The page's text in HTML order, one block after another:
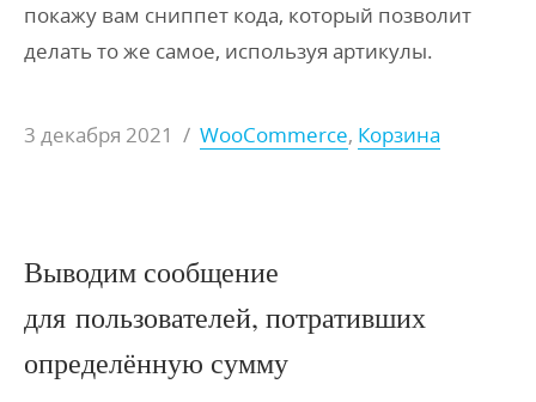
покажу вам сниппет кода, который позволит
делать то же самое, используя артикулы.
3 декабря 2021 / WooCommerce, Корзина
Выводим сообщение
для пользователей, потративших
определённую сумму